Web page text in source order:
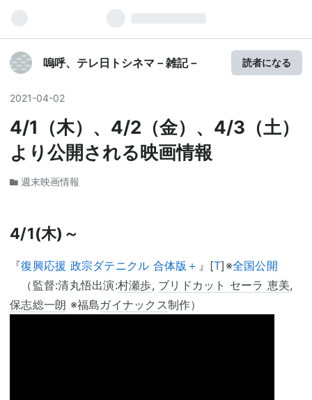
嗚呼、テレ日トシネマ－雑記－ 読者になる
2021-04-02
4/1（木）、4/2（金）、4/3（土）
より公開される映画情報
週末映画情報
4/1(木)～
『復興応援 政宗ダテニクル 合体版＋ 』[T]※全国公開
（監督:清丸悟出演:村瀬歩, ブリドカット セーラ 恵美,
保志総一朗 ※福島ガイナックス制作）